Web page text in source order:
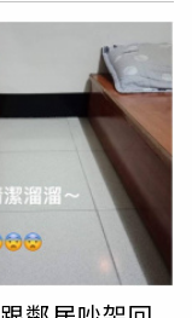
木花道聊天的感
方萬民攝）王淨雖
佑寧愛得甜蜜，問
色，不過蜘蛛人
還是害羞承認「蜘
困難，但真正開
完音的她還傳訊息
一天都傳一次，我
佑寧之間二選一。
看中文版電影？